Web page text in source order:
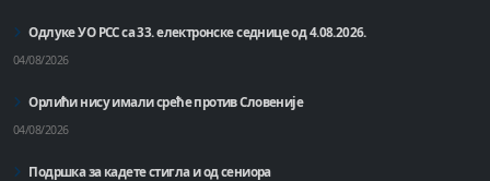
Одлуке УО РСС са 33. електронске седнице од 4.08.2026.
04/08/2026
Орлићи нису имали среће против Словеније
04/08/2026
Подршка за кадете стигла и од сениора